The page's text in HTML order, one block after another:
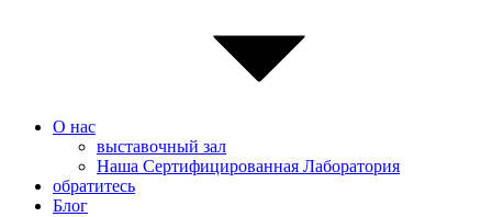
О нас
выставочный зал
Наша Сертифицированная Лаборатория
обратитесь
Блог